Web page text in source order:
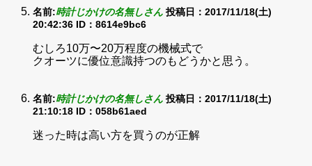
名前:時計じかけの名無しさん 投稿日：2017/11/18(土)
20:42:36 ID：8614e9bc6
むしろ10万〜20万程度の機械式で
クオーツに優位意識持つのもどうかと思う。
名前:時計じかけの名無しさん 投稿日：2017/11/18(土)
21:10:18 ID：058b61aed
迷った時は高い方を買うのが正解